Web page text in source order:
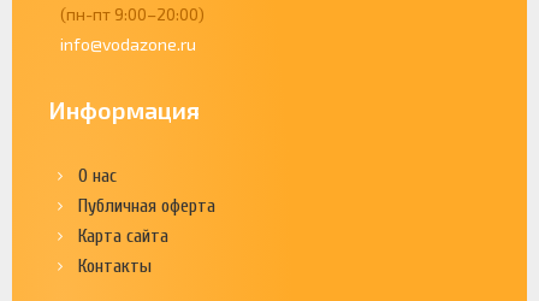
(пн-пт 9:00–20:00)
info@vodazone.ru
Информация
О нас
Публичная оферта
Карта сайта
Контакты